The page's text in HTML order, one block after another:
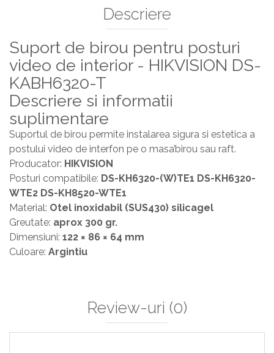
Descriere
Suport de birou pentru posturi
video de interior - HIKVISION DS-
KABH6320-T
Descriere si informatii
suplimentare
Suportul de birou permite instalarea sigura si estetica a
postului video de interfon pe o masa’birou sau raft.
Producator: HIKVISION
Posturi compatibile: DS-KH6320-(W)TE1 DS-KH6320-
WTE2 DS-KH8520-WTE1
Material: Otel inoxidabil (SUS430) silicagel
Greutate: aprox 300 gr.
Dimensiuni: 122 × 86 × 64 mm
Culoare: Argintiu
Review-uri (0)